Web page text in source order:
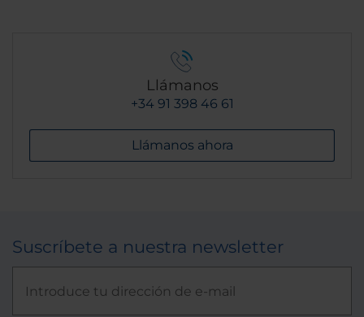
Llámanos
+34 91 398 46 61
Llámanos ahora
Suscríbete a nuestra newsletter